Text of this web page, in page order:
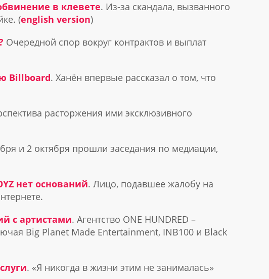
в клевете. Из-за скандала, вызванного
(english version)
Очередной спор вокруг контрактов и выплат
Billboard. Ханён впервые рассказал о том, что
расторжения ими эксклюзивного
и 2 октября прошли заседания по медиации,
нет оснований. Лицо, подавшее жалобу на
с артистами. Агентство ONE HUNDRED –
Big Planet Made Entertainment, INB100 и Black
. «Я никогда в жизни этим не занималась»